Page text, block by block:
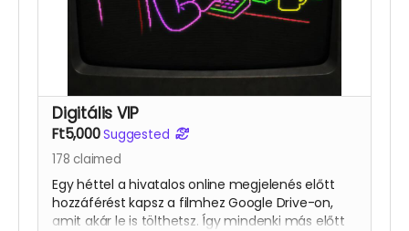
Digitális VIP
Ft5,000Suggested
178 claimed
Egy héttel a hivatalos online megjelenés előtt
hozzáférést kapsz a filmhez Google Drive-on,
amit akár le is tölthetsz. Így mindenki más előtt